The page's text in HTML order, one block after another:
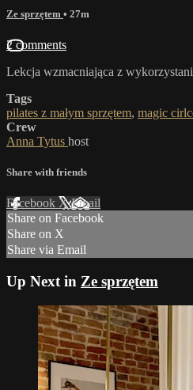
Ze sprzętem • 27m
2 comments
Lekcja wzmacniająca z
Tags
pilates z małym sprzętem, magic
Crew
Anna Tytus host
Share with friends
Facebook XEmail
Share on Facebook
Share on X
Share via Email
Up Next in Ze sprzętem